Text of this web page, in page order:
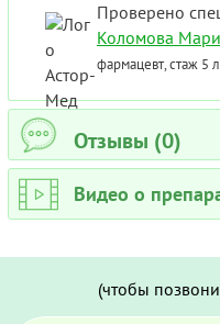
Проверено
Коломова
фармацевт, стаж 5
Отзывы (0)
Видео о
(чтобы